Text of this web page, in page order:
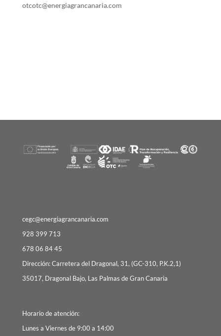
otcotc@energiagrancanaria.com
cegc@energiagrancanaria.com
928 399 713
678 06 84 45
Dirección: Carretera del Dragonal, 31, (GC-310, P.K.2,1)
35017, Dragonal Bajo, Las Palmas de Gran Canaria
Horario de atención:
Lunes a Viernes de 9:00 a 14:00